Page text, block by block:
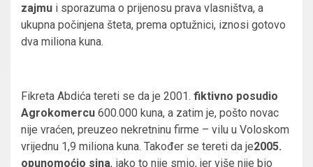
zajmu i sporazuma o prijenosu prava vlasništva, a
ukupna počinjena šteta, prema optužnici, iznosi gotovo
dva miliona kuna.
Fikreta Abdića tereti se da je 2001. fiktivno posudio
Agrokomercu 600.000 kuna, a zatim je, pošto novac
nije vraćen, preuzeo nekretninu firme – vilu u Voloskom
vrijednu 1,9 miliona kuna. Također se tereti da je2005.
opunomoćio sina, iako to nije smio, jer više nije bio